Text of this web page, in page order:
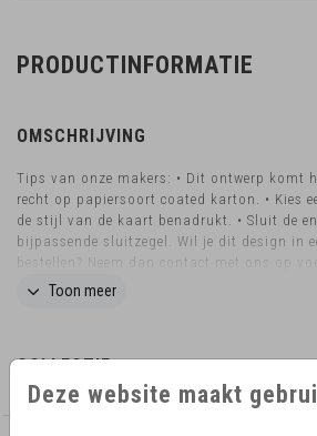
Deze website maakt
PRODUCTINFORMATIE
OMSCHRIJVING
Tips van onze makers: • Dit ontwerp komt
recht op papiersoort coated karton. • Kies
de stijl van de kaart benadrukt. • Sluit de
bijpassende sluitzegel. Wil je dit design in
bestellen? Neem dan contact met ons op
mogelijkheden.
Toon meer
COLLECTIE